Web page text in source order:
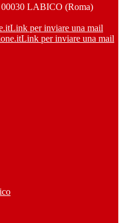
LABICO (Roma)
Link per inviare una mail
Link per inviare una mail